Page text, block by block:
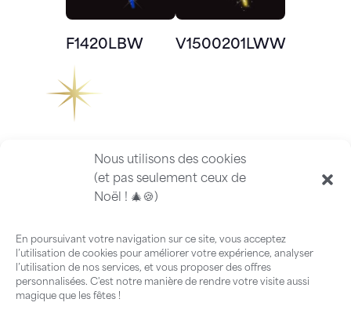
Nous utilisons des cookies
(et pas seulement ceux de
Noël ! 🎄🍪)
En poursuivant votre navigation sur ce site, vous acceptez
l’utilisation de cookies pour améliorer votre expérience, analyser
l’utilisation de nos services, et vous proposer des offres
personnalisées. C'est notre manière de rendre votre visite aussi
magique que les fêtes !
F1420LBW V1500201LWW